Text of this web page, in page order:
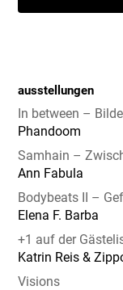
ausstellungen
In between –
Phandoom
Samhain –
Ann Fabula
Bodybeats II –
Elena F. Barba
+1 auf der
Katrin Reis &
Visions